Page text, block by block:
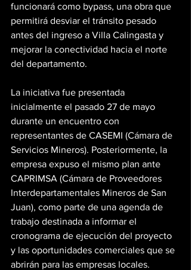
funcionará como bypass, una obra que
permitirá desviar el tránsito pesado
antes del ingreso a Villa Calingasta y
mejorar la conectividad hacia el norte
del departamento.
La iniciativa fue presentada
inicialmente el pasado 27 de mayo
durante un encuentro con
representantes de CASEMI (Cámara de
Servicios Mineros). Posteriormente, la
empresa expuso el mismo plan ante
CAPRIMSA (Cámara de Proveedores
Interdepartamentales Mineros de San
Juan), como parte de una agenda de
trabajo destinada a informar el
cronograma de ejecución del proyecto
y las oportunidades comerciales que se
abrirán para las empresas locales.